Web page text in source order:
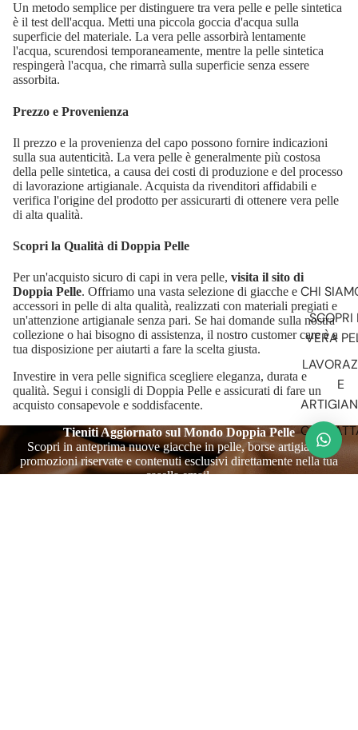
I NOSTRI
CHI
SCOPRI
VERA
E
Un metodo semplice per distinguere tra vera pelle e pelle sintetica
è il test dell'acqua. Metti una piccola goccia d'acqua sulla
superficie del materiale. La vera pelle assorbirà lentamente
l'acqua, scurendosi temporaneamente, mentre la pelle sintetica
respingerà l'acqua, che rimarrà sulla superficie senza essere
assorbita.
Prezzo e Provenienza
Il prezzo e la provenienza del capo possono fornire indicazioni
sulla sua autenticità. La vera pelle è generalmente più costosa
della pelle sintetica, a causa dei costi di produzione e del processo
di lavorazione artigianale. Acquista da rivenditori affidabili e
verifica l'origine del prodotto per assicurarti di ottenere vera pelle
di alta qualità.
Scopri la Qualità di Doppia Pelle
Per un'acquisto sicuro di capi in vera pelle, visita il sito di
Doppia Pelle. Offriamo una vasta selezione di giacche e
accessori in pelle di alta qualità, realizzati con materiali pregiati e
un'attenzione artigianale senza pari. Se hai domande sulla nostra
collezione o hai bisogno di assistenza, il nostro customer care è a
tua disposizione per aiutarti a fare la scelta giusta.
Investire in vera pelle significa scegliere eleganza, durata e
qualità. Segui i consigli di Doppia Pelle e assicurati di fare un
acquisto consapevole e soddisfacente.
Tieniti Aggiornato sul Mondo Doppia Pelle
Scopri in anteprima nuove giacche in pelle, borse artigianali,
promozioni riservate e contenuti esclusivi direttamente nella tua
casella email.